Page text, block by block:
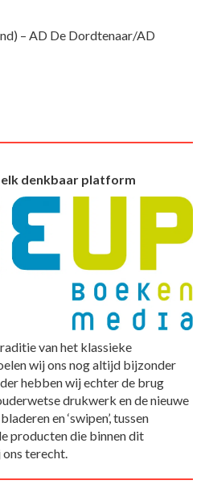
– AD De Dordtenaar/AD
denkbaar platform
van het klassieke
wij ons nog altijd bijzonder
hebben wij echter de brug
drukwerk en de nieuwe
en ‘swipen’, tussen
producten die binnen dit
terecht.